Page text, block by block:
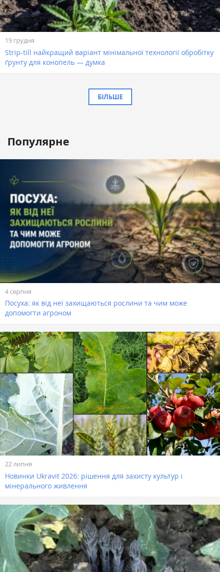
19 грудня
Strip-till найкращий варіант мінімальної технології обробітку
ґрунту для конопель — думка
БІЛЬШЕ
Популярне
4 серпня
Посуха: як від неї захищаються рослини та чим може
допомогти агроном
22 липня
Новинки Ukravit 2026: рішення для захисту культур і
мінерального живлення